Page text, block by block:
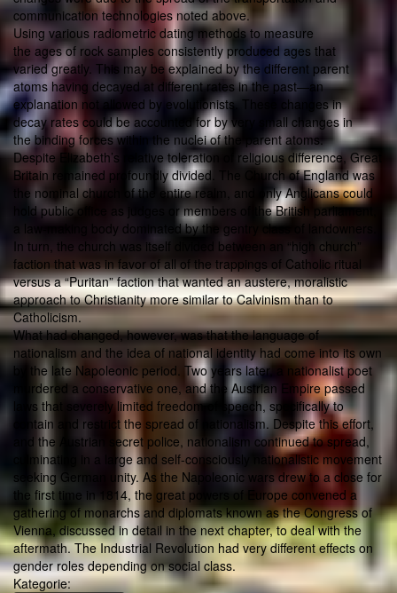
communication technologies noted above.
Using various radiometric dating methods to measure
the ages of rock samples consistently produced ages that
varied greatly. This may be explained by the different parent
atoms having decayed at different rates in the past—an
explanation not allowed by evolutionists. These changes in
decay rates could be accounted for by very small changes in
the binding forces within the nuclei of the parent atoms.
Despite Elizabeth’s relative toleration of religious difference, Great
Britain remained profoundly divided. The Church of England was
the nominal church of the entire realm, and only Anglicans could
hold public office as judges or members of the British parliament,
a law-making body dominated by the gentry class of landowners.
In turn, the church was itself divided between an “high church”
faction that was in favor of all of the trappings of Catholic ritual
versus a “Puritan” faction that wanted an austere, moralistic
approach to Christianity more similar to Calvinism than to
Catholicism.
What had changed, however, was that the language of
nationalism and the idea of national identity had come into its own
by the late Napoleonic period. Two years later, a nationalist poet
murdered a conservative one, and the Austrian Empire passed
laws that severely limited freedom of speech, specifically to
contain and restrict the spread of nationalism. Despite this effort,
and the Austrian secret police, nationalism continued to spread,
culminating in a large and self-consciously nationalistic movement
seeking German unity. As the Napoleonic wars drew to a close for
the first time in 1814, the great powers of Europe convened a
gathering of monarchs and diplomats known as the Congress of
Vienna, discussed in detail in the next chapter, to deal with the
aftermath. The Industrial Revolution had very different effects on
gender roles depending on social class.
Kategorie: